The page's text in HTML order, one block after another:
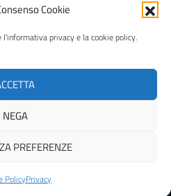
Cookie
privacy e la cookie policy.
NEGA
PREFERENZE
PolicyPrivacy
e cultura
Mauro
Minori Misure
Salute Samuele Ciambriello
Situazione in numeri